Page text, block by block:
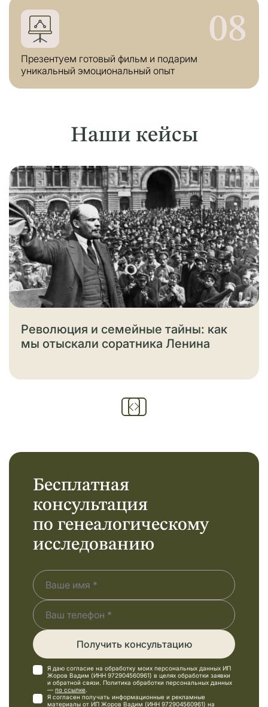
08
Презентуем готовый фильм и подарим
уникальный эмоциональный опыт
Наши кейсы
Революция и семейные тайны: как
мы отыскали соратника Ленина
Бесплатная
консультация
по генеалогическому
исследованию
Я даю согласие на обработку моих персональных данных ИП
Жоров Вадим (ИНН 972904560961) в целях обработки заявки
и обратной связи. Политика обработки персональных данных
— по ссылке.
Я согласен получать информационные и рекламные
материалы от ИП Жоров Вадим (ИНН 972904560961) на
Получить консультацию